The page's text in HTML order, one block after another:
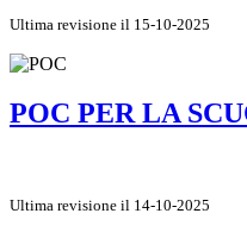
Ultima revisione il 15-10-2025
POC PER LA
Ultima revisione il 14-10-2025